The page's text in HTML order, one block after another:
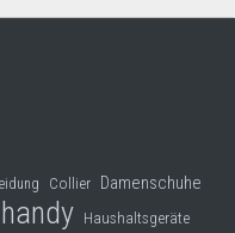
Collier Damenschuhe
handy Haushaltsgeräte